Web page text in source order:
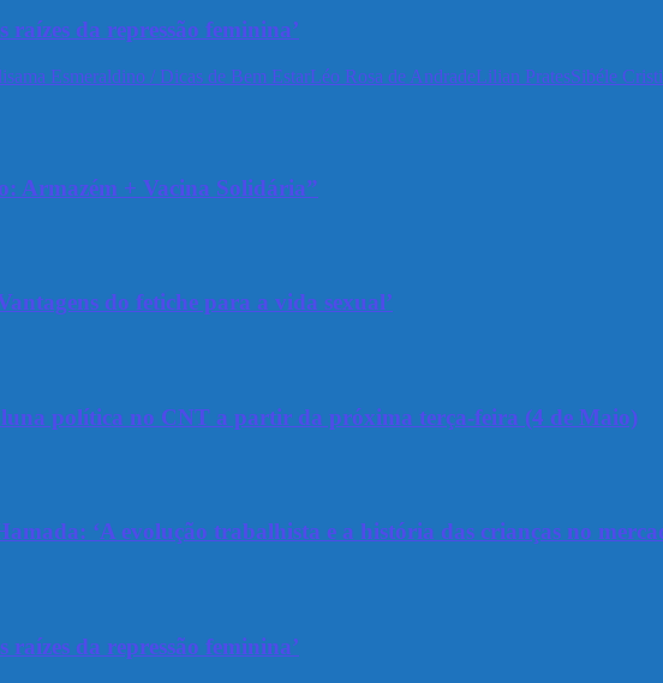
da repressão feminina’
Esmeraldino / Dicas de Bem EstarLéo Rosa de AndradeLilian PratesSibéle
Armazém + Vacina Solidária”
do fetiche para a vida sexual’
política no CNT a partir da próxima terça-feira (4 de Maio)
‘A evolução trabalhista e a história das crianças no
da repressão feminina’